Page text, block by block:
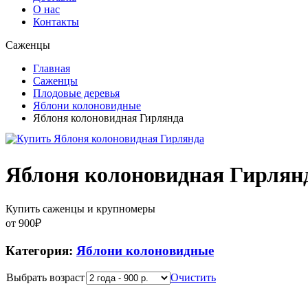
О нас
Контакты
Саженцы
Главная
Саженцы
Плодовые деревья
Яблони колоновидные
Яблоня колоновидная Гирлянда
Яблоня колоновидная
Купить саженцы и крупномеры
от 900₽
Категория: Яблони колоновидные
Выбрать возраст Очистить